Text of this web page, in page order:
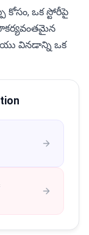
ఒక స్టోరీపై
వినడాన్ని ఒక